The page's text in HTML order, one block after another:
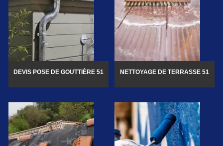
DEVIS POSE DE GOUTTIÈRE 51 NETTOYAGE DE TERRASSE 51